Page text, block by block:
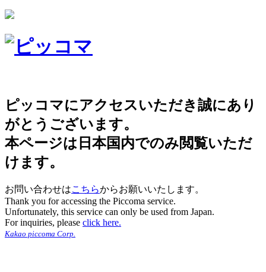
ピッコマにアクセスいただき誠にあり
がとうございます。
本ページは日本国内でのみ閲覧いただ
けます。
お問い合わせはこちらからお願いいたします。
Thank you for accessing the Piccoma service.
Unfortunately, this service can only be used from Japan.
For inquiries, please click here.
Kakao piccoma Corp.